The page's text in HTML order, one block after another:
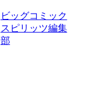
ビッグコミック
スピリッツ編集
部